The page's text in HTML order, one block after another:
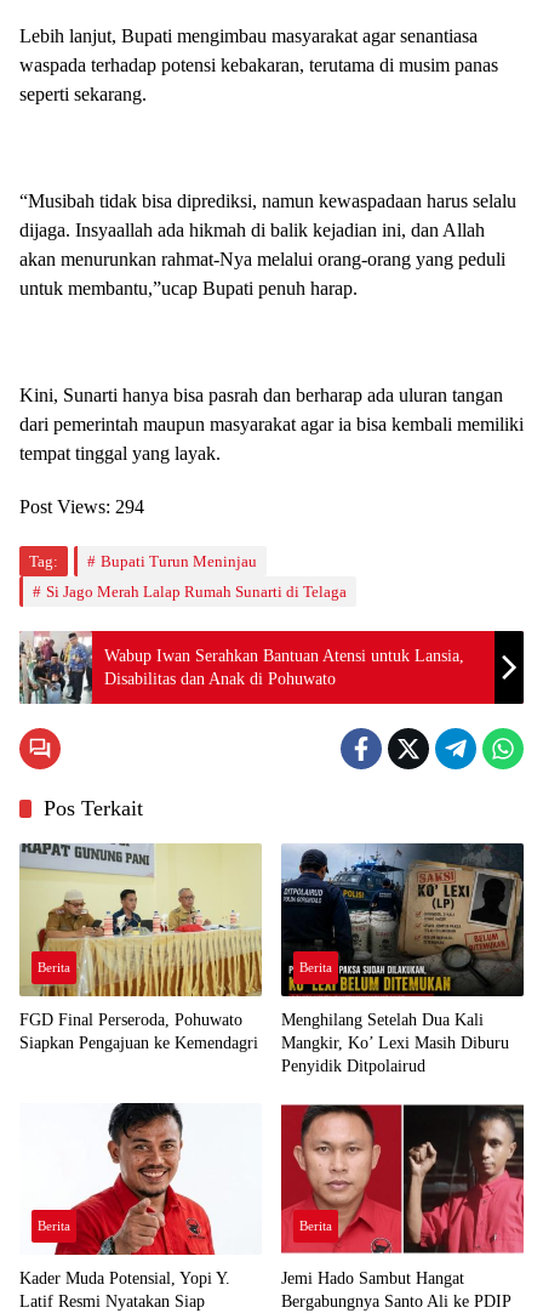
Lebih lanjut, Bupati mengimbau masyarakat agar senantiasa
waspada terhadap potensi kebakaran, terutama di musim panas
seperti sekarang.
“Musibah tidak bisa diprediksi, namun kewaspadaan harus selalu
dijaga. Insyaallah ada hikmah di balik kejadian ini, dan Allah
akan menurunkan rahmat-Nya melalui orang-orang yang peduli
untuk membantu,”ucap Bupati penuh harap.
Kini, Sunarti hanya bisa pasrah dan berharap ada uluran tangan
dari pemerintah maupun masyarakat agar ia bisa kembali memiliki
tempat tinggal yang layak.
Post Views: 294
Tag:
Bupati Turun Meninjau
Si Jago Merah Lalap Rumah Sunarti di Telaga
Wabup Iwan Serahkan Bantuan Atensi untuk Lansia,
Disabilitas dan Anak di Pohuwato
Pos Terkait
Berita
FGD Final Perseroda, Pohuwato
Siapkan Pengajuan ke Kemendagri
Berita
Menghilang Setelah Dua Kali
Mangkir, Ko’ Lexi Masih Diburu
Penyidik Ditpolairud
Berita
Kader Muda Potensial, Yopi Y.
Latif Resmi Nyatakan Siap
Berita
Jemi Hado Sambut Hangat
Bergabungnya Santo Ali ke PDIP